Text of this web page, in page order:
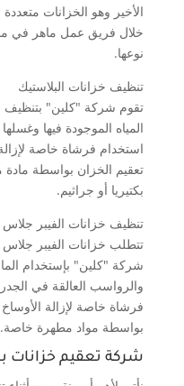
الأخير وهو الخزانات
خلال فريق عمل ماهر في
نوعها.
تنظيف خزانات البلاستيك
تقوم شركة "كلين" بتنظيف
المياه الموجودة فيها
استخدام فرشاة خاصة
تعقيم الخزان بواسطة
بكتيريا أو جراثيم.
تنظيف خزانات الفيبر جلاس
تتطلب خزانات الفيبر جلاس
شركة "كلين" بإستخدام
والرواسب العالقة في
فرشاة خاصة لإزالة الأوساخ
بواسطة مواد مطهرة خاصة.
شركة تعقيم خزانات